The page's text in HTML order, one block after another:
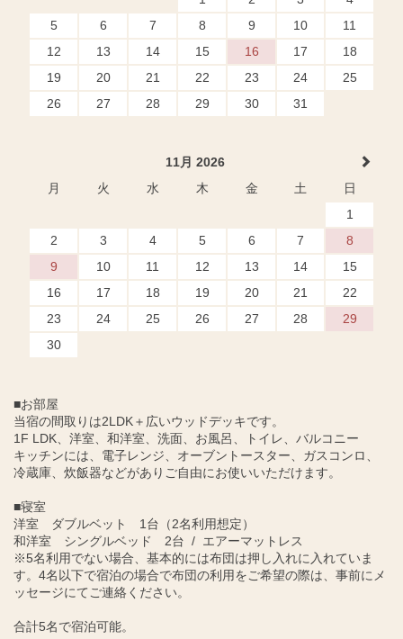
5
6 7 8 9 10
11
12
13 14 15 16 17
18
19
20 21 22 23 24
25
26
27 28 29 30 31
11月 2026
月
火 水 木 金 土
日
1
2
3 4 5 6 7
8
9
10 11 12 13 14
15
16
17 18 19 20 21
22
23
24 25 26 27 28
29
30
■お部屋
当宿の間取りは2LDK＋広いウッドデッキです。
1F LDK、洋室、和洋室、洗面、お風呂、トイレ、バルコニー
キッチンには、電子レンジ、オーブントースター、ガスコンロ、
冷蔵庫、炊飯器などがありご自由にお使いいただけます。
■寝室
洋室 ダブルベット 1台（2名利用想定）
和洋室 シングルベッド 2台 / エアーマットレス
※5名利用でない場合、基本的には布団は押し入れに入れていま
す。4名以下で宿泊の場合で布団の利用をご希望の際は、事前にメ
ッセージにてご連絡ください。
合計5名で宿泊可能。